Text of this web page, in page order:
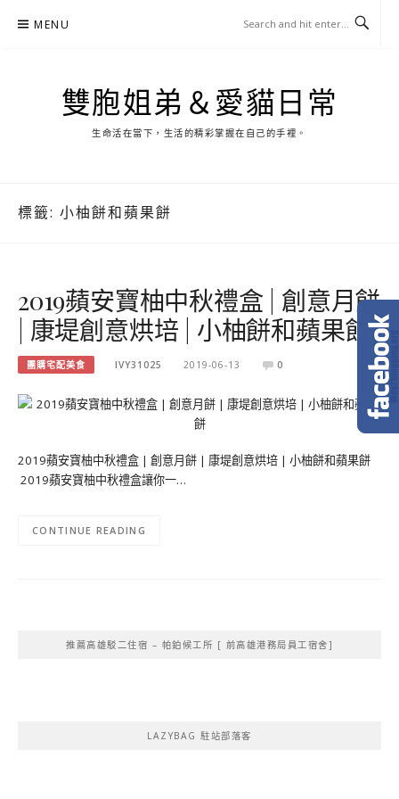
MENU
雙胞姐弟＆愛貓日常
生命活在當下，生活的精彩掌握在自己的手裡。
標籤: 小柚餅和蘋果餅
2019蘋安寶柚中秋禮盒 | 創意月餅
| 康堤創意烘培 | 小柚餅和蘋果餅
團購宅配美食 IVY31025 2019-06-13 0
2019蘋安寶柚中秋禮盒 | 創意月餅 | 康堤創意烘培 | 小柚餅和蘋果餅
2019蘋安寶柚中秋禮盒讓你一…
CONTINUE READING
推薦高雄駁二住宿 – 帕鉑候工所 [ 前高雄港務局員工宿舍]
LAZYBAG 駐站部落客